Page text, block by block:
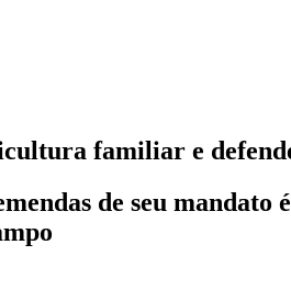
familiar e
de seu